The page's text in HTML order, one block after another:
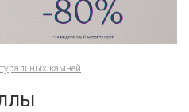
камней